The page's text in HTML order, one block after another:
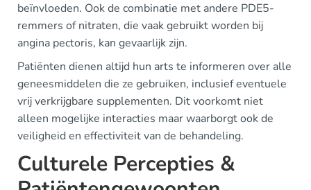
beïnvloeden. Ook de combinatie met andere PDE5-
remmers of nitraten, die vaak gebruikt worden bij
angina pectoris, kan gevaarlijk zijn.
Patiënten dienen altijd hun arts te informeren over alle
geneesmiddelen die ze gebruiken, inclusief eventuele
vrij verkrijgbare supplementen. Dit voorkomt niet
alleen mogelijke interacties maar waarborgt ook de
veiligheid en effectiviteit van de behandeling.
Culturele Percepties &